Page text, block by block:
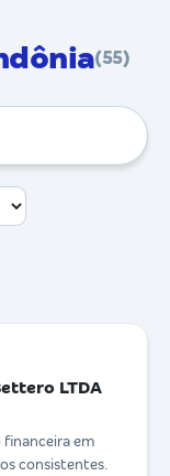
(55)
LTDA
financeira em
consistentes.